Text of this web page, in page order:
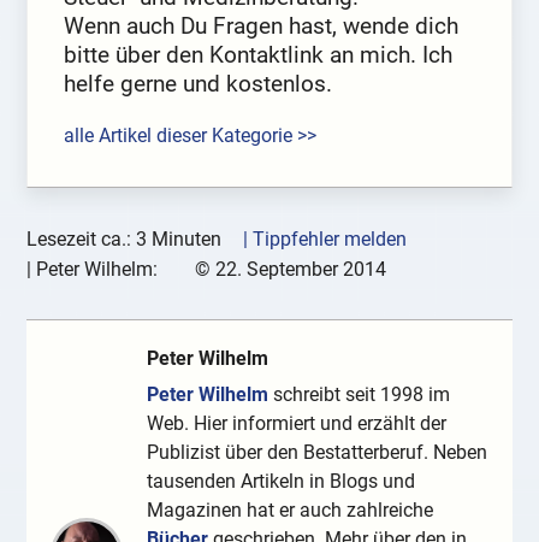
Wenn auch Du Fragen hast, wende dich
bitte über den Kontaktlink an mich. Ich
helfe gerne und kostenlos.
alle Artikel dieser Kategorie >>
Lesezeit ca.: 3 Minuten
| Tippfehler melden
Peter Wilhelm: © 22. September 2014
Peter Wilhelm
Peter Wilhelm schreibt seit 1998 im
Web. Hier informiert und erzählt der
Publizist über den Bestatterberuf. Neben
tausenden Artikeln in Blogs und
Magazinen hat er auch zahlreiche